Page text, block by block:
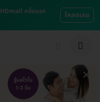
ครั้งแรก
โหลดเลย